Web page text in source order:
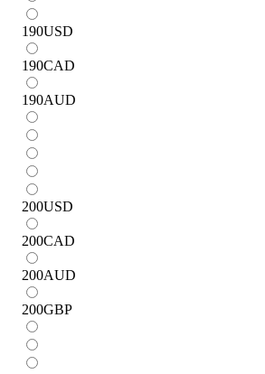
190USD
190CAD
190AUD
200USD
200CAD
200AUD
200GBP